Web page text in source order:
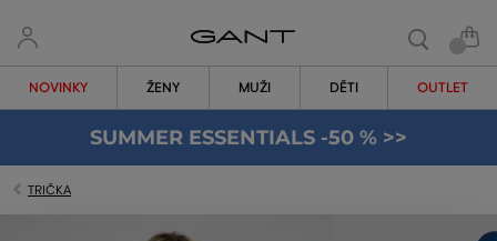
NOVINKY ŽENY MUŽI DĚTI OUTLET
SUMMER ESSENTIALS -50 % >>
TRIČKA